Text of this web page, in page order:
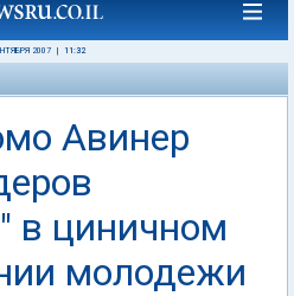
2007 11:32
Авинер
в циничном
молодежи